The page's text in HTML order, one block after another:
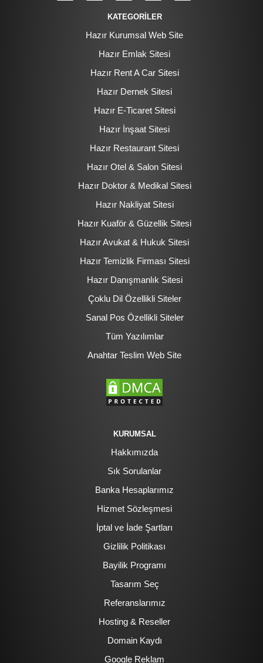
KATEGORİLER
Hazır Kurumsal Web Site
Hazır Emlak Sitesi
Hazır Rent A Car Sitesi
Hazır Dernek Sitesi
Hazır E-Ticaret Sitesi
Hazır İnşaat Sitesi
Hazır Restaurant Sitesi
Hazır Otel & Salon Sitesi
Hazır Doktor & Medikal Sitesi
Hazır Nakliyat Sitesi
Hazır Kuaför & Güzellik Sitesi
Hazır Avukat & Hukuk Sitesi
Hazır Temizlik Firması Sitesi
Hazır Danışmanlık Sitesi
Çoklu Dil Özellikli Siteler
Sanal Pos Özellikli Siteler
Tüm Yazılımlar
Anahtar Teslim Web Site
KURUMSAL
Hakkımızda
Sık Sorulanlar
Banka Hesaplarımız
Hizmet Sözleşmesi
İptal ve İade Şartları
Gizlilik Politikası
Bayilik Programı
Tasarım Seç
Referanslarımız
Hosting & Reseller
Domain Kaydı
Google Reklam